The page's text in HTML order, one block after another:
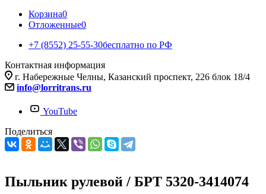
Корзина0
Отложенные0
+7 (8552) 25-55-30бесплатно по РФ
Контактная информация
г. Набережные Челны, Казанский проспект, 226 блок 18/4
info@lorritrans.ru
YouTube
Поделиться
Пыльник рулевой / БРТ 5320-3414074